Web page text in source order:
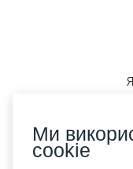
Ми
Ми
cookie